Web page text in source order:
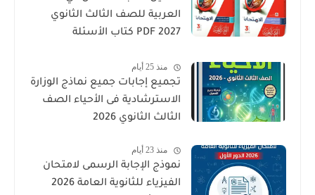
العربية للصف الثالث الثانوي
2027 PDF كتاب الأسئلة
منذ 25 أيام
تجميع إجابات جميع نماذج الوزارة
الاسترشادية فى الأحياء الصف
الثالث الثانوي 2026
منذ 23 أيام
نموذج الإجابة الرسمى لامتحان
الفيزياء للثانوية العامة 2026